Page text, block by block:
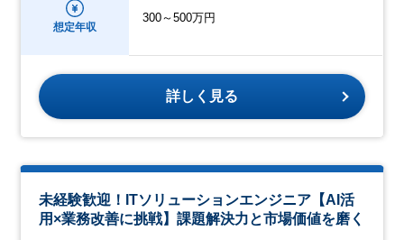
想定年収
300～500万円
詳しく見る
未経験歓迎！ITソリューションエンジニア【AI活
用×業務改善に挑戦】課題解決力と市場価値を磨く